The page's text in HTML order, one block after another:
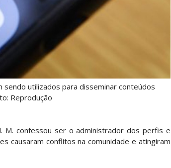
sendo utilizados para disseminar conteúdos
Reprodução
M. confessou ser o administrador dos perfis e
causaram conflitos na comunidade e atingiram